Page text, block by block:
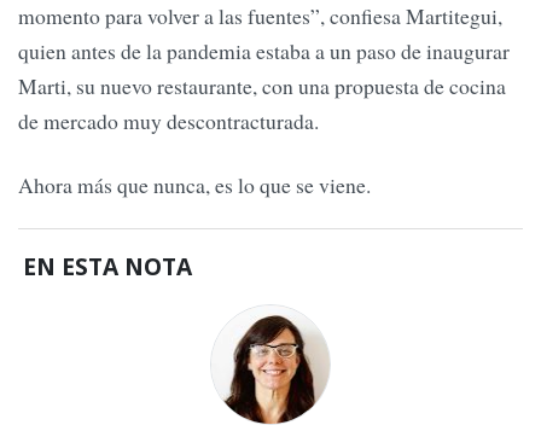
momento para volver a las fuentes”, confiesa Martitegui,
quien antes de la pandemia estaba a un paso de inaugurar
Marti, su nuevo restaurante, con una propuesta de cocina
de mercado muy descontracturada.
Ahora más que nunca, es lo que se viene.
EN ESTA NOTA